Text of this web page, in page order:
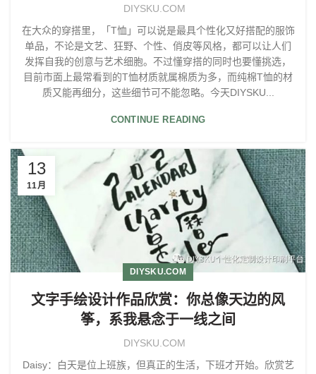
DIYSKU.COM
在大众的穿搭里，「T恤」可以说是最具个性化又好搭配的服饰
单品，不论是文艺、狂野、个性、俏皮等风格，都可以让人们
发挥自我的创意与艺术细胞。不过懂穿搭的同时也要懂挑选，
目前市面上最常看到的T恤材质就属棉质为多，而纯棉T恤的材
质又能再细分，这些细节可不能忽略。今天DIYSKU...
CONTINUE READING
13
11月
DIYSKU.COM
文字手绘设计作品欣赏：你总像天边的风
筝，系我悬念于一线之间
DIYSKU.COM
Daisy：白天是位上班族，但真正的生活，下班才开始。欣赏艺